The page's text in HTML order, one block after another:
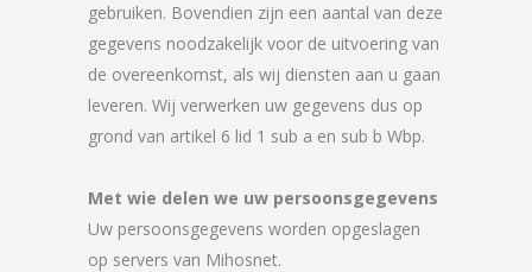
gebruiken. Bovendien zijn een aantal van deze
gegevens noodzakelijk voor de uitvoering van
de overeenkomst, als wij diensten aan u gaan
leveren. Wij verwerken uw gegevens dus op
grond van artikel 6 lid 1 sub a en sub b Wbp.
Met wie delen we uw persoonsgegevens
Uw persoonsgegevens worden opgeslagen
op servers van Mihosnet.